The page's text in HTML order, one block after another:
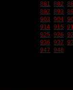
881 882
892 893
903 904
914 915
925 926
936 937
947 948